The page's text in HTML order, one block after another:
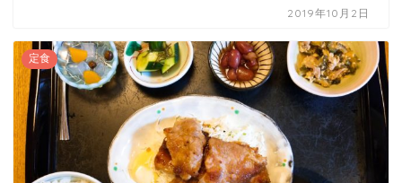
2019年10月2日
定食